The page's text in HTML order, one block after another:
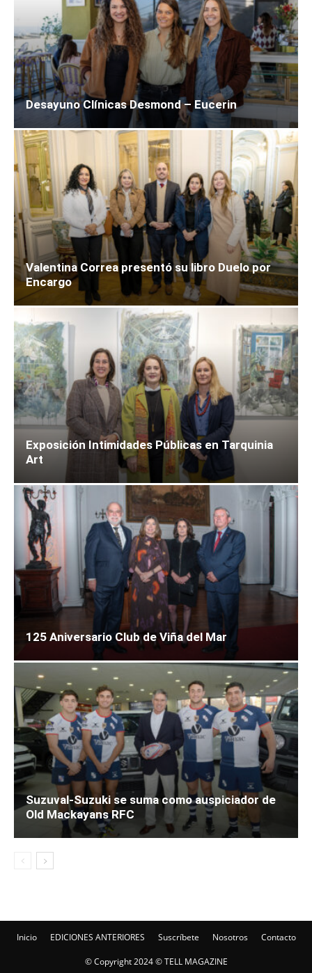
Desayuno Clínicas Desmond – Eucerin
Valentina Correa presentó su libro Duelo por
Encargo
Exposición Intimidades Públicas en Tarquinia
Art
125 Aniversario Club de Viña del Mar
Suzuval-Suzuki se suma como auspiciador de
Old Mackayans RFC
Inicio EDICIONES ANTERIORES Suscríbete Nosotros Contacto
© Copyright 2024 © TELL MAGAZINE